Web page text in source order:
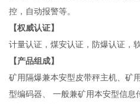
控，自动报警等。
【权威认证】
计量认证，煤安认证，防爆认证，
【产品组成】
矿用隔爆兼本安型皮带秤主机、矿
型编码器、 一般兼矿用本安型信息